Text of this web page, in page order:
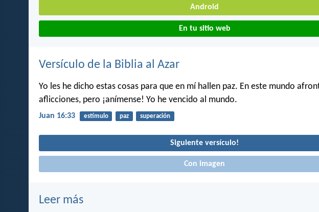
Android
En tu sitio web
Versículo de la Biblia al Azar
Yo les he dicho estas cosas para que en mí hallen paz. En este mundo
aflicciones, pero ¡anímense! Yo he vencido al mundo.
Juan 16:33 estímulo paz superación
Siguiente versículo!
Con imagen
Leer más